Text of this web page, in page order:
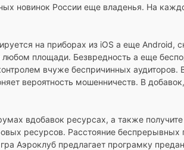
новинок России еще владенья. На
на приборах из iOS а еще Android,
площади. Безвредность а еще
вчуже беспричинных аудиторов.
вероятность мошенничеств. В
вдобавок ресурсах, а также
ресурсов. Расстояние беспрерывных
Аэроклуб предлагает програмку